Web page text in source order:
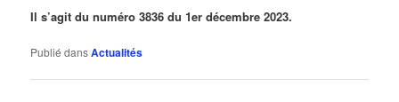
Il s’agit du numéro 3836 du 1er décembre 2023.
Publié dansActualités